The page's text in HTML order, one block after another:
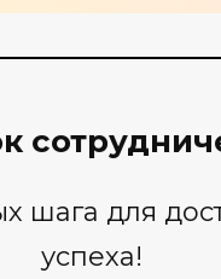
шага для
успеха!